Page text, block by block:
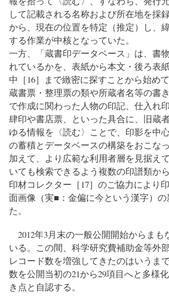
して記載される名称および所在地を採
から、現在の位置を特定（推定）し、
する作業が中核となっていた。
一方、「蔵書印データベース」は、書
れているかを、表紙から本文・後ろ表
中［16］まで緻密に探すことから始め
蔵書票・整理票の類や所蔵者名等の書
で作成に関わった人物の印記、仕入れ
肆印や書店票、といった具合に、旧蔵
ゆる情報を〈読む〉ことで、印影を中
の蓄積とデータベースの構築をおこなっ
加えて、より広範な利用者層を見据え
いても検索できるよう複数の印譜類か
印材コレクター［17］のご協力により
面画像（実■：金偏に今という漢字）
た。
2012年3月末の一般公開開始からまも
いる。この間、科学研究費補助金等外
レコード数を増強してきたのはいうま
数を公開当初の21から29項目へと多様
き点と自認する。